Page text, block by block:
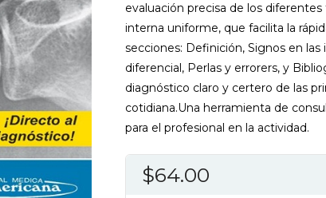
evaluación precisa de los
interna uniforme, que facilita la
secciones: Definición, Signos en
diferencial, Perlas y errorers, y
diagnóstico claro y certero de las
cotidiana.Una herramienta de
para el profesional en la actividad.
$64.00